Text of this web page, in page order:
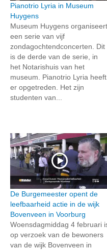
Pianotrio Lyria in Museum
Huygens
Museum Huygens organiseert
een serie van vijf
zondagochtendconcerten. Dit
is de derde van de serie, in
het Notarishuis van het
museum. Pianotrio Lyria heeft
er opgetreden. Het zijn
studenten van...
De Burgemeester opent de
leefbaarheid actie in de wijk
Bovenveen in Voorburg
Woensdagmiddag 4 februari
op verzoek van de bewoners
van de wijk Bovenveen in